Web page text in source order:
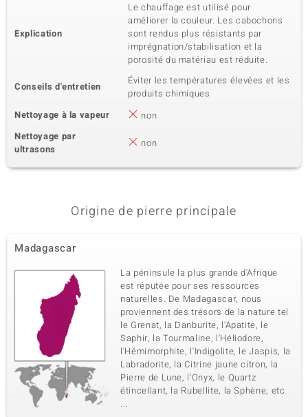
Explication
Le chauffage est utilisé pour
améliorer la couleur. Les cabochons
sont rendus plus résistants par
imprégnation/stabilisation et la
porosité du matériau est réduite.
Conseils d'entretien
Éviter les températures élevées et les
produits chimiques
Nettoyage à la vapeur
non
Nettoyage par
ultrasons
non
Origine de pierre principale
Madagascar
La péninsule la plus grande d'Afrique
est réputée pour ses ressources
naturelles. De Madagascar, nous
proviennent des trésors de la nature tel
le Grenat, la Danburite, l'Apatite, le
Saphir, la Tourmaline, l'Héliodore,
l'Hémimorphite, l'Indigolite, le Jaspis, la
Labradorite, la Citrine jaune citron, la
Pierre de Lune, l'Onyx, le Quartz
étincellant, la Rubellite, la Sphène, etc
...